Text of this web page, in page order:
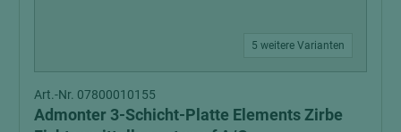
5 weitere Varianten
Art.-Nr. 07800010155
Admonter 3-Schicht-Platte Elements Zirbe